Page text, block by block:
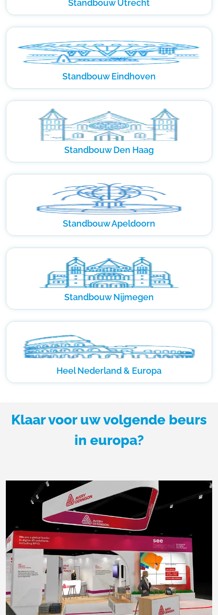
Standbouw Utrecht
Standbouw Eindhoven
Standbouw Den Haag
Standbouw Apeldoorn
Standbouw Nijmegen
Heel Nederland & Europa
Klaar voor uw volgende beurs
in europa?